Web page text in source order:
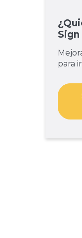
Sign
para